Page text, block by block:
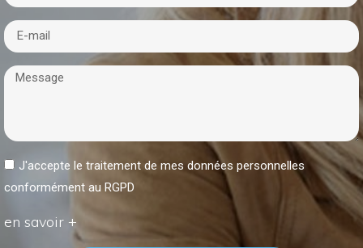
J'accepte le traitement de mes données personnelles
conformément au RGPD
en savoir +